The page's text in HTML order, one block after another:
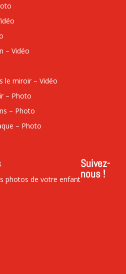
– Vidéo
le miroir – Vidéo
– Photo
– Photo
– Photo
photos de votre enfant
Suivez-
nous !